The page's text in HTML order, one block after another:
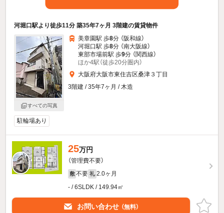
河堀口駅より徒歩11分 築35年7ヶ月 3階建の賃貸物件
すべての写真
美章園駅 歩8分 （阪和線）
河堀口駅 歩8分 （南大阪線）
東部市場前駅 歩9分 （関西線）
ほか4駅（徒歩20分圏内）
大阪府大阪市東住吉区桑津３丁目
3階建 / 35年7ヶ月 / 木造
駐輪場あり
25万円
（管理費不要）
敷 不要 礼 2.0ヶ月
- / 6SLDK / 149.94㎡
お問い合わせ （無料）